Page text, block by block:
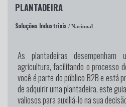
PLANTADEIRA
Soluções Industriais / Nacional
As plantadeiras
agricultura, facilitando o processo
você é parte do público B2B e está
de adquirir uma plantadeira, este
valiosos para auxiliá-lo na sua